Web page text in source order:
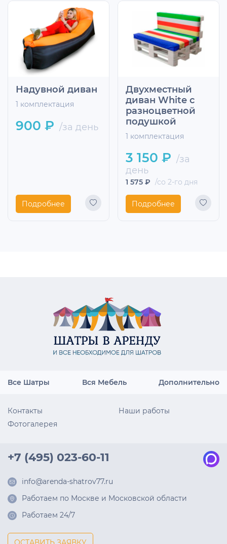
Надувной диван
1 комплектация
900 ₽ /за день
Подробнее
Двухместный
диван White с
разноцветной
подушкой
1 комплектация
3 150 ₽ /за
день
1 575 ₽ /со 2-го дня
Подробнее
Все Шатры Вся Мебель Дополнительно
Контакты
Наши работы
Фотогалерея
+7 (495) 023-60-11
info@arenda-shatrov77.ru
Работаем по Москве и Московской области
Работаем 24/7
ОСТАВИТЬ ЗАЯВКУ